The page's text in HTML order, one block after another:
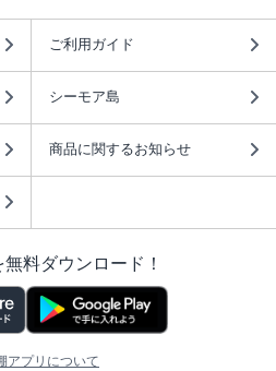
ご利用ガイド
シーモア島
商品に関するお知らせ
料ダウンロード！
アプリについて